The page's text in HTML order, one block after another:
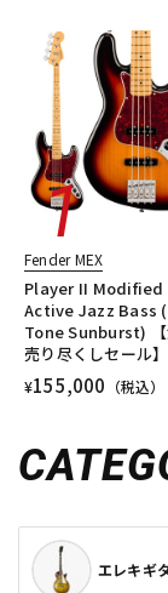
Fender MEX
Player II Modified
Active Jazz Bass
Tone Sunburst)
売り尽くしセール】
¥155,000 （税込）
エレキギ